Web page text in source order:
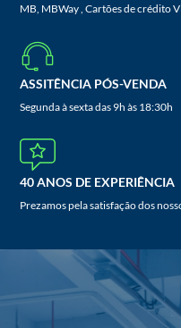
MB, MBWay , Cartões de crédito
ASSITÊNCIA PÓS-VENDA
Segunda à sexta das 9h às 18:30h
40 ANOS DE EXPERIÊNCIA
Prezamos pela satisfação dos